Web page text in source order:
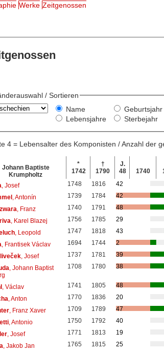
Werke Zeitgenossen
/ Sortieren
Name
Lebensjahre
Geburtsjahr
Sterbejahr
4 = Lebensalter des Komponisten / Anzahl der
Johann Baptiste
Krumpholtz
*
1742
†
1790
J.
48
1740
, Josef 1748 1816
42
, Antonín 1739 1784
42
, Franz 1740 1791
48
, Karel Blazej 1756 1785
29
, Leopold 1747 1818
43
, Frantisek Václav 1694 1744
2
, Josef 1737 1781
39
, Johann Baptist
1708 1780 38
, Václav 1741 1805
48
, Anton 1770 1836
20
, Franz Xaver 1709 1789
47
, Antonio 1750 1792
40
, Josef 1771 1813
19
, Jakob Jan 1765 1815
25